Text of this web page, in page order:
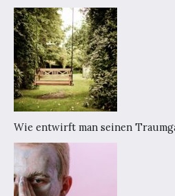
Wie entwirft man seinen